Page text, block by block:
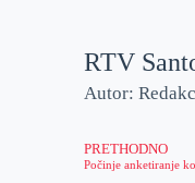
RTV
Autor:
PRETHODNO